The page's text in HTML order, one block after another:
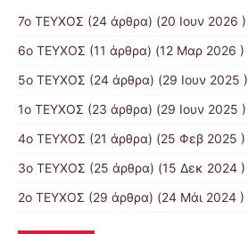
7ο ΤΕΥΧΟΣ (24 άρθρα) (20 Ιουν 2026 )
6ο ΤΕΥΧΟΣ (11 άρθρα) (12 Μαρ 2026 )
5ο ΤΕΥΧΟΣ (24 άρθρα) (29 Ιουν 2025 )
1ο ΤΕΥΧΟΣ (23 άρθρα) (29 Ιουν 2025 )
4ο ΤΕΥΧΟΣ (21 άρθρα) (25 Φεβ 2025 )
3ο ΤΕΥΧΟΣ (25 άρθρα) (15 Δεκ 2024 )
2ο ΤΕΥΧΟΣ (29 άρθρα) (24 Μάι 2024 )